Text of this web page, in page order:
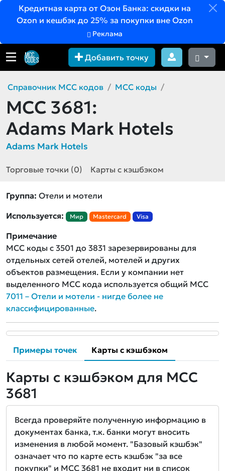
Кредитная карта от Озон Банка: скидки на
Ozon и кешбэк до 25% за покупки вне Ozon
Реклама
Добавить точку
Справочник MCC кодов MCC коды
MCC 3681:
Adams Mark Hotels
Adams Mark Hotels
Торговые точки (0) Карты с кэшбэком
Группа: Отели и мотели
Используется:
Мир Mastercard Visa
Примечание
MCC коды с 3501 до 3831 зарезервированы для
отдельных сетей отелей, мотелей и других
объектов размещения. Если у компании нет
выделенного MCC кода используется общий MCC
7011 – Отели и мотели - нигде более не
классифицированные.
Примеры точек Карты с кэшбэком
Карты с кэшбэком для MCC
3681
Всегда проверяйте полученную информацию в
документах банка, т.к. банки могут вносить
изменения в любой момент. "Базовый кэшбэк"
означает что по карте есть кэшбэк "за все
покупки" и MCC 3681 не входит ни в список